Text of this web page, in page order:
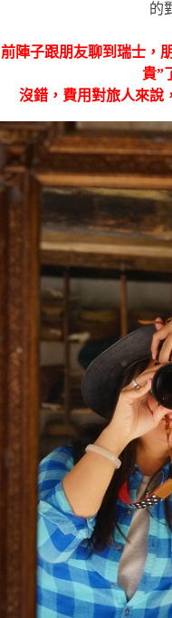
的
前陣子跟朋友聊到瑞士，
貴”
沒錯，費用對旅人來說